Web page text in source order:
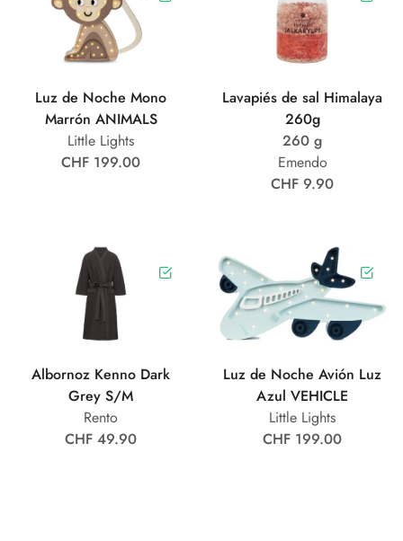
Luz de Noche Mono
Marrón ANIMALS
Little Lights
CHF 199.00
Lavapiés de sal Himalaya
260g
260 g
Emendo
CHF 9.90
Albornoz Kenno Dark
Grey S/M
Rento
CHF 49.90
Luz de Noche Avión Luz
Azul VEHICLE
Little Lights
CHF 199.00